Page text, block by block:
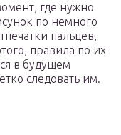
где нужно
по немного
пальцев,
правила по их
в будущем
следовать им.